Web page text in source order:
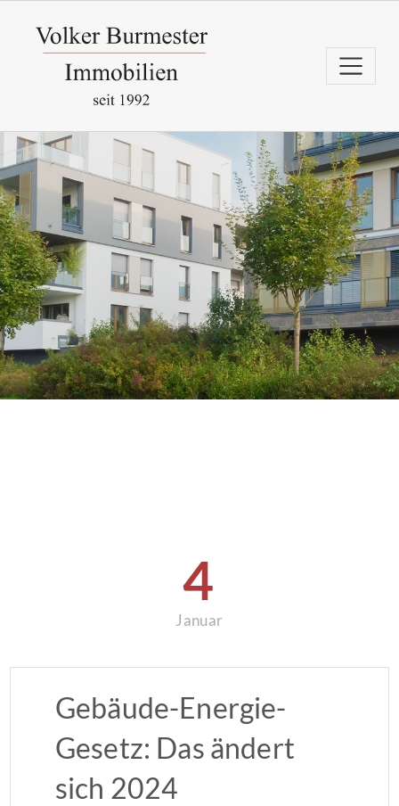
4
Januar
Gebäude-Energie-
Gesetz: Das ändert
sich 2024